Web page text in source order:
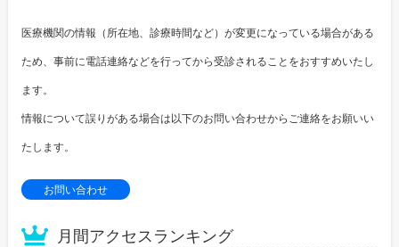
医療機関の情報（所在地、診療時間など）が変更になっている場合がある
ため、事前に電話連絡などを行ってから受診されることをおすすめいたし
ます。
情報について誤りがある場合は以下のお問い合わせからご連絡をお願いい
たします。
お問い合わせ
月間アクセスランキング